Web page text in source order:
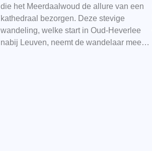
die het Meerdaalwoud de allure van een
kathedraal bezorgen. Deze stevige
wandeling, welke start in Oud-Heverlee
nabij Leuven, neemt de wandelaar mee…